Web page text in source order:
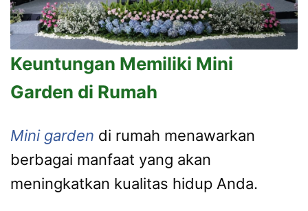
Keuntungan Memiliki Mini
Garden di Rumah
Mini garden di rumah menawarkan
berbagai manfaat yang akan
meningkatkan kualitas hidup Anda.